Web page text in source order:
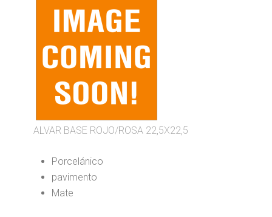
ALVAR BASE ROJO/ROSA 22,5X22,5
Porcelánico
pavimento
Mate